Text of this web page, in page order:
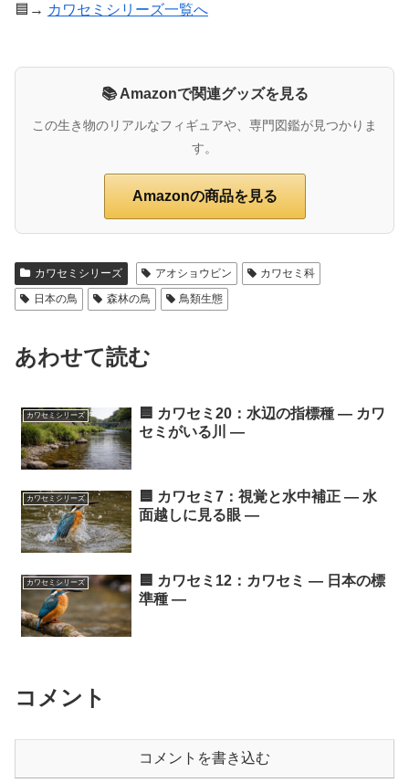
🟦→ カワセミシリーズ一覧へ
📚 Amazonで関連グッズを見る
この生き物のリアルなフィギュアや、専門図鑑が見つかりま
す。
Amazonの商品を見る
カワセミシリーズ アオショウビン
カワセミ科
日本の鳥
森林の鳥 鳥類生態
あわせて読む
カワセミシリーズ
🟦 カワセミ20：水辺の指標種 ― カワ
セミがいる川 ―
カワセミシリーズ
🟦 カワセミ7：視覚と水中補正 ― 水
面越しに見る眼 ―
カワセミシリーズ
🟦 カワセミ12：カワセミ ― 日本の標
準種 ―
コメント
コメントを書き込む